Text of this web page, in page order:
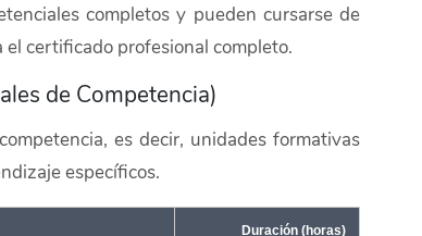
completos y pueden cursarse de
certificado profesional completo.
de Competencia)
es decir, unidades formativas
específicos.
Duración (horas)